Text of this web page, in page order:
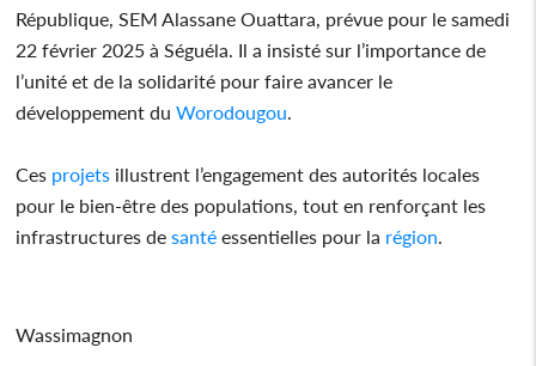
République, SEM Alassane Ouattara, prévue pour le samedi
22 février 2025 à Séguéla. Il a insisté sur l’importance de
l’unité et de la solidarité pour faire avancer le
développement du Worodougou
Ces projets illustrent l’engagement des autorités locales
pour le bien-être des populations, tout en renforçant les
infrastructures de santé essentielles pour la région
Wassimagnon